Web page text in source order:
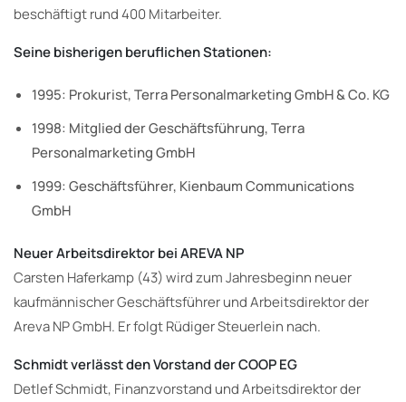
beschäftigt rund 400 Mitarbeiter.
Seine bisherigen beruflichen Stationen:
1995: Prokurist, Terra Personalmarketing GmbH & Co. KG
1998: Mitglied der Geschäftsführung, Terra
Personalmarketing GmbH
1999: Geschäftsführer, Kienbaum Communications
GmbH
Neuer Arbeitsdirektor bei AREVA NP
Carsten Haferkamp (43) wird zum Jahresbeginn neuer
kaufmännischer Geschäftsführer und Arbeitsdirektor der
Areva NP GmbH. Er folgt Rüdiger Steuerlein nach.
Schmidt verlässt den Vorstand der COOP EG
Detlef Schmidt, Finanzvorstand und Arbeitsdirektor der